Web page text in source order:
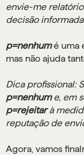
envie-me
decisão
p=nenhumé uma
mas não ajuda
Dica profissional:
p=nenhume, em
p=rejeitarà
reputação de
Agora, vamos